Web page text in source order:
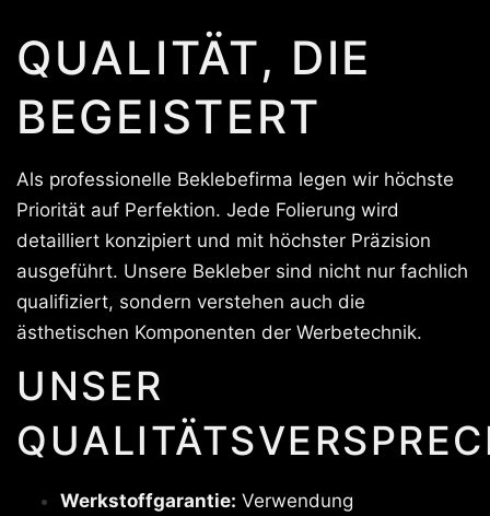
QUALITÄT, DIE
BEGEISTERT
Als professionelle Beklebefirma legen wir höchste
Priorität auf Perfektion. Jede Folierung wird
detailliert konzipiert und mit höchster Präzision
ausgeführt. Unsere Bekleber sind nicht nur fachlich
qualifiziert, sondern verstehen auch die
ästhetischen Komponenten der Werbetechnik.
UNSER
Werkstoffgarantie: Verwendung